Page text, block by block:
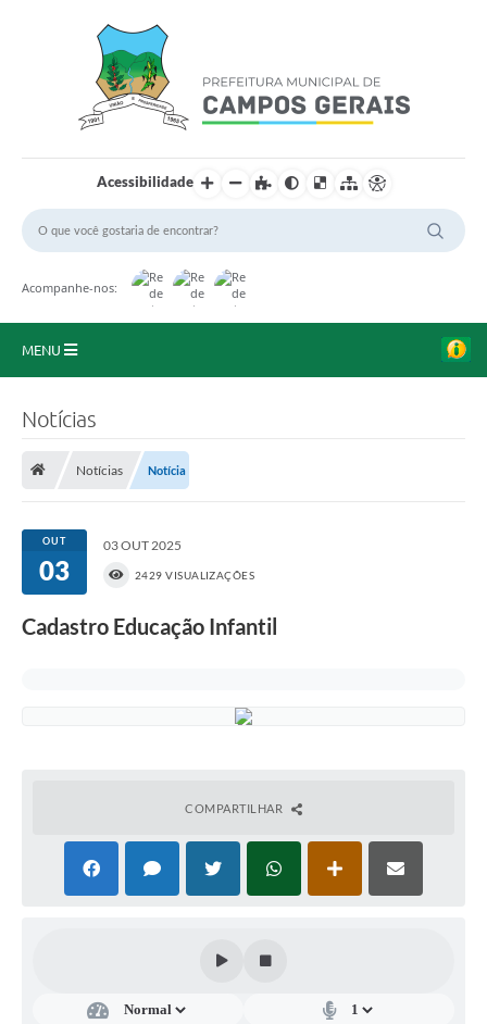
Acessibilidade
Acompanhe-nos:
MENU
Portal da Transparência
Secretarias
Notícias
Notícias Notícia
OUT
03
03 OUT 2025
2429 VISUALIZAÇÕES
Cadastro Educação Infantil
COMPARTILHAR